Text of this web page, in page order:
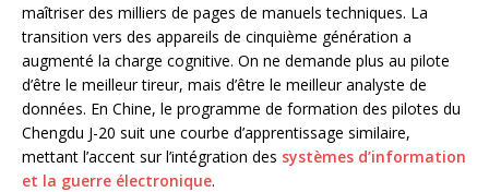
maîtriser des milliers de pages de manuels techniques. La
transition vers des appareils de cinquième génération a
augmenté la charge cognitive. On ne demande plus au pilote
d’être le meilleur tireur, mais d’être le meilleur analyste de
données. En Chine, le programme de formation des pilotes du
Chengdu J-20 suit une courbe d’apprentissage similaire,
mettant l’accent sur l’intégration des systèmes d’information
et la guerre électronique.